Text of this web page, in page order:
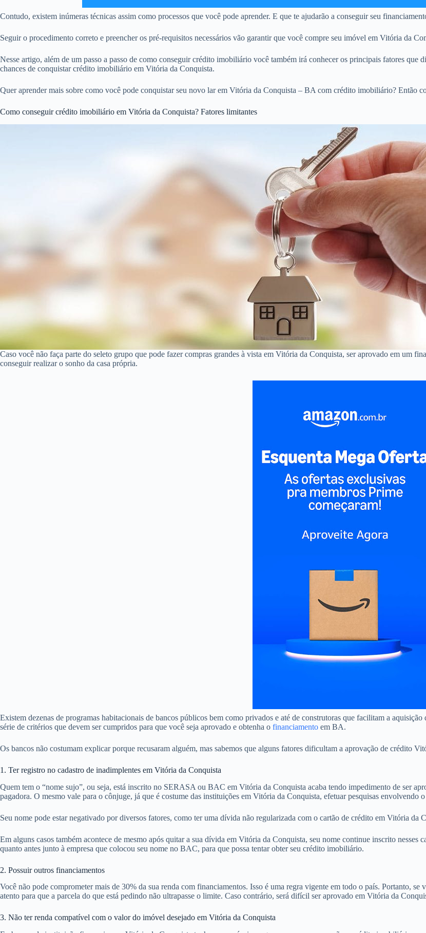
Contudo, existem inúmeras técnicas assim como processos que você pode aprender. E que te ajudarão a conseguir seu
Seguir o procedimento correto e preencher os pré-requisitos necessários vão garantir que você compre seu imóvel em Vitória da
Nesse artigo, além de um passo a passo de como conseguir crédito imobiliário você também irá conhecer os principais fatores que
chances de conquistar crédito imobiliário em Vitória da Conquista.
Quer aprender mais sobre como você pode conquistar seu novo lar em Vitória da Conquista – BA com crédito imobiliário? Então
Como conseguir crédito imobiliário em Vitória da Conquista? Fatores limitantes
Caso você não faça parte do seleto grupo que pode fazer compras grandes à vista em Vitória da Conquista, ser aprovado em um
conseguir realizar o sonho da casa própria.
Existem dezenas de programas habitacionais de bancos públicos bem como privados e até de construtoras que facilitam a
série de critérios que devem ser cumpridos para que você seja aprovado e obtenha o financiamento em BA.
Os bancos não costumam explicar porque recusaram alguém, mas sabemos que alguns fatores dificultam a aprovação de crédito
1. Ter registro no cadastro de inadimplentes em Vitória da Conquista
Quem tem o “nome sujo”, ou seja, está inscrito no SERASA ou BAC em Vitória da Conquista acaba tendo impedimento de ser
pagadora. O mesmo vale para o cônjuge, já que é costume das instituições em Vitória da Conquista, efetuar pesquisas envolvendo
Seu nome pode estar negativado por diversos fatores, como ter uma dívida não regularizada com o cartão de crédito em Vitória
Em alguns casos também acontece de mesmo após quitar a sua dívida em Vitória da Conquista, seu nome continue inscrito
quanto antes junto à empresa que colocou seu nome no BAC, para que possa tentar obter seu crédito imobiliário.
2. Possuir outros financiamentos
Você não pode comprometer mais de 30% da sua renda com financiamentos. Isso é uma regra vigente em todo o país. Portanto,
atento para que a parcela do que está pedindo não ultrapasse o limite. Caso contrário, será difícil ser aprovado em Vitória da
3. Não ter renda compatível com o valor do imóvel desejado em Vitória da Conquista